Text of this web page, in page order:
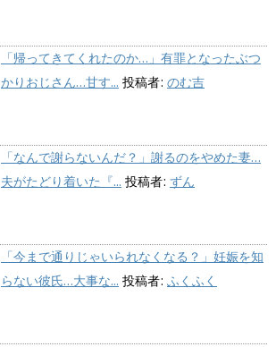
「帰ってきてくれたのか…」有罪となったぶつ
かりおじさん…甘す... 投稿者: のむ吉
「なんで謝らないんだ？」謝るのをやめた妻…
夫がたどり着いた『... 投稿者: ずん
「今まで通りじゃいられなくなる？」妊娠を知
らない彼氏…大事な... 投稿者: ふくふく